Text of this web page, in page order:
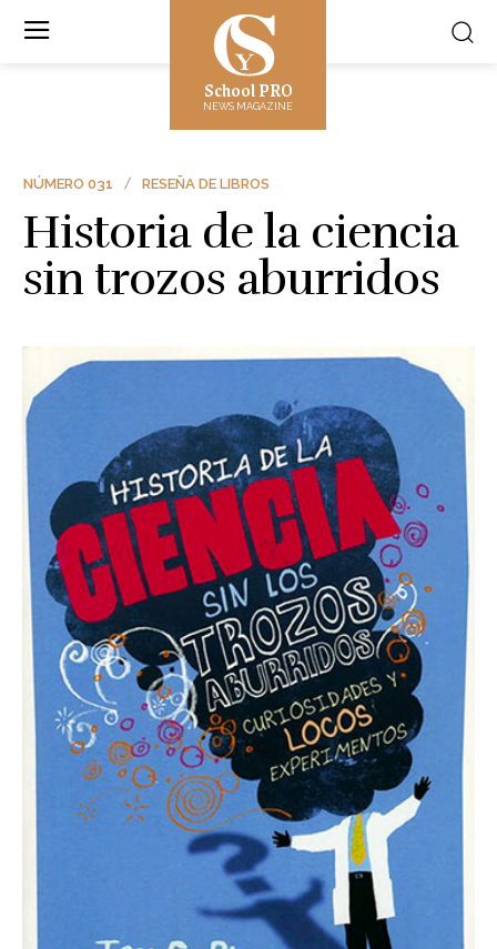
School PRO
NEWS MAGAZINE
NÚMERO 031 RESEÑA DE LIBROS
Historia de la ciencia
sin trozos aburridos